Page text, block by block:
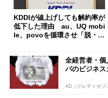
KDDIが値上げしても解約率が
低下した理由 au、UQ mobi
le、povoを循環させ「脱・販
全経営者・
パのビジネス
AD（クレディセゾ